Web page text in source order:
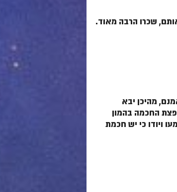
שכרו הרבה מאוד.
מהיכן יבא
החכמה בהמון
ויודו כי יש חכמת